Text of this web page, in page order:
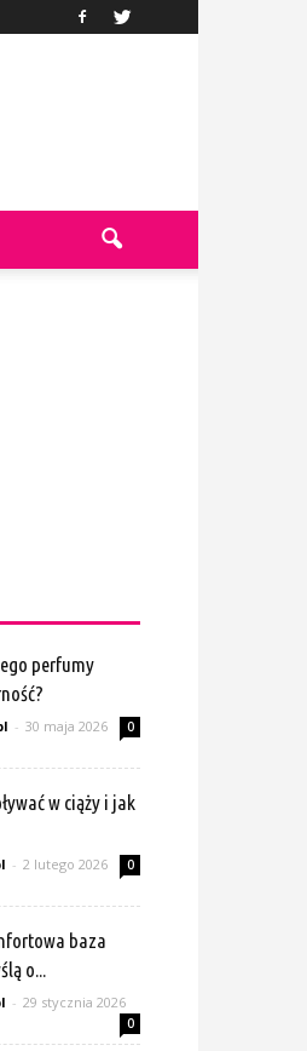
perfumy
- 30 maja 2026 0
w ciąży i jak
- 2 lutego 2026 0
baza
o...
- 29 stycznia 2026
0